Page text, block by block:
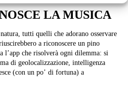
LA MUSICA
tutti quelli che adorano osservare
a riconoscere un pino
l’app che risolverà ogni dilemma: si
di geolocalizzazione, intelligenza
(con un po’ di fortuna) a